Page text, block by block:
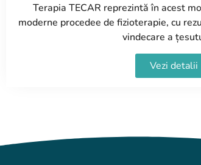
Terapia TECAR reprezintă în acest
moderne procedee de fizioterapie, cu
vindecare a
Vezi detalii